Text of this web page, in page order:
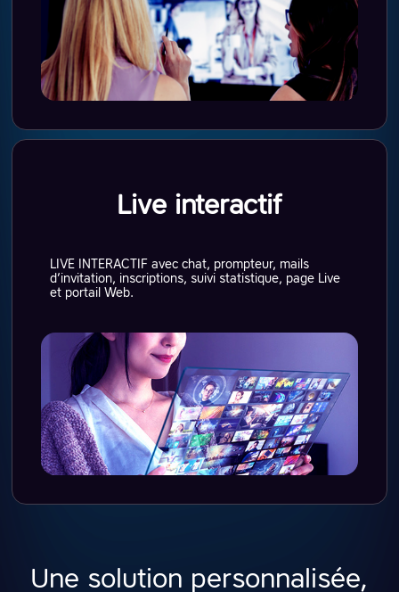
Live interactif
LIVE INTERACTIF avec chat, prompteur, mails
d’invitation, inscriptions, suivi statistique, page Live
et portail Web.
Une solution personnalisée,